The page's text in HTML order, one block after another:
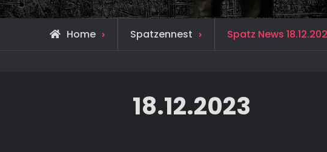
Home Spatzennest Spatz News
18.12.2023